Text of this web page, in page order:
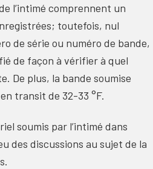
l’intimé comprennent un
toutefois, nul
de série ou numéro de bande,
de façon à vérifier à quel
De plus, la bande soumise
transit de 32-33 °F.
soumis par l’intimé dans
des discussions au sujet de la